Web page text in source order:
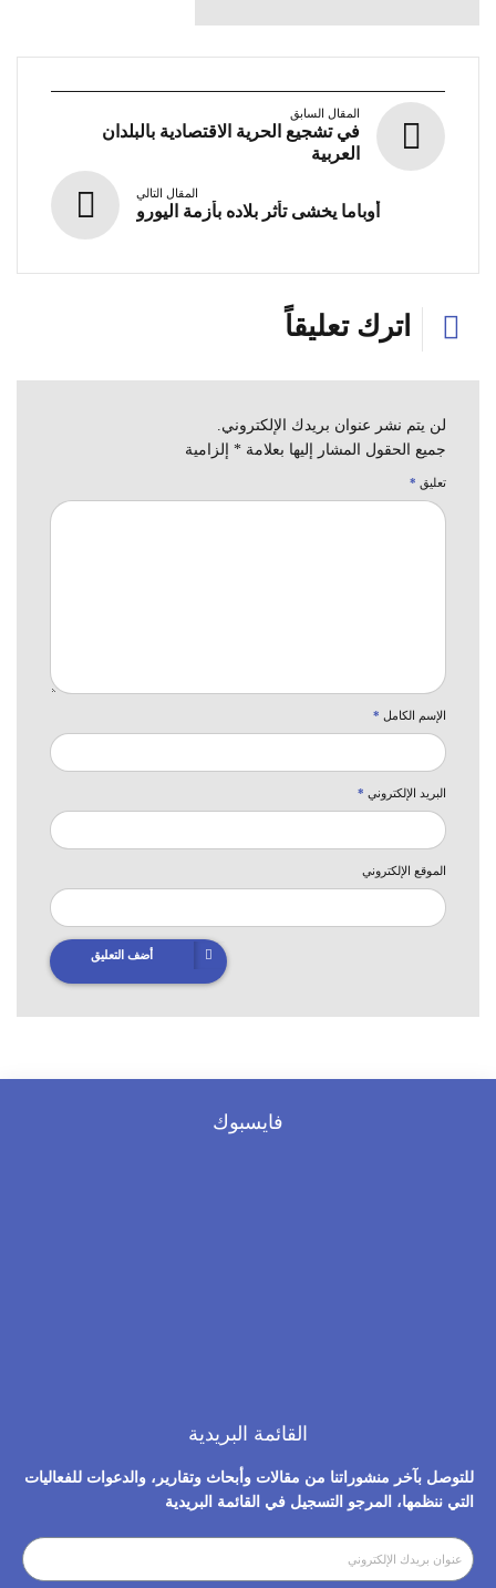
المقال السابق
في تشجيع الحرية الاقتصادية بالبلدان
العربية
المقال التالي
أوباما يخشى تأثر بلاده بأزمة اليورو
اترك تعليقاً
لن يتم نشر عنوان بريدك الإلكتروني.
جميع الحقول المشار إليها بعلامة * إلزامية
تعليق *
الإسم الكامل *
البريد الإلكتروني *
الموقع الإلكتروني
أضف التعليق
فايسبوك
القائمة البريدية
للتوصل بآخر منشوراتنا من مقالات وأبحاث وتقارير، والدعوات للفعاليات
التي ننظمها، المرجو التسجيل في القائمة البريدية​